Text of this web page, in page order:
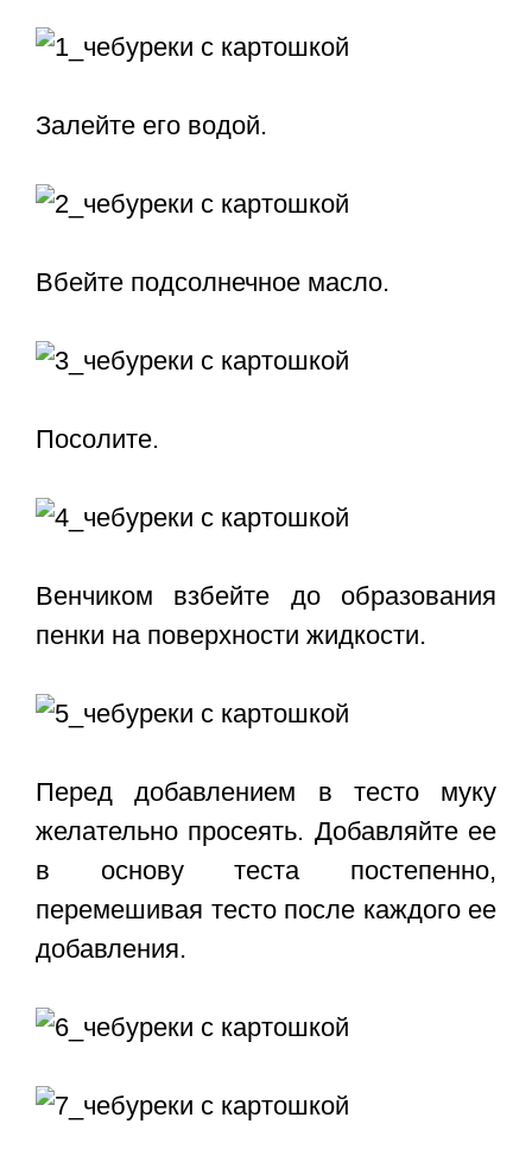
Залейте его водой.
Вбейте подсолнечное масло.
Посолите.
Венчиком взбейте до образования
пенки на поверхности жидкости.
Перед добавлением в тесто муку
желательно просеять. Добавляйте ее
в основу теста постепенно,
перемешивая тесто после каждого ее
добавления.